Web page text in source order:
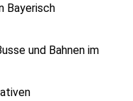
Bayerisch
und Bahnen im